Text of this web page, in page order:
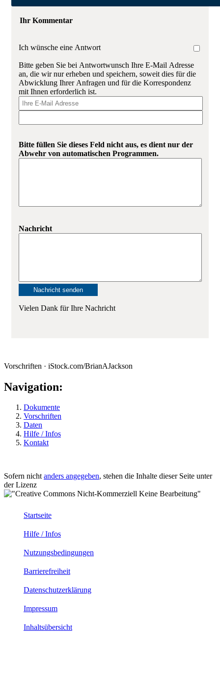
Ihr Kommentar
Ich wünsche eine Antwort
Bitte geben Sie bei Antwortwunsch Ihre E-Mail Adresse
an, die wir nur erheben und speichern, soweit dies für die
Abwicklung Ihrer Anfragen und für die Korrespondenz
mit Ihnen erforderlich ist.
Bitte füllen Sie dieses Feld nicht aus, es dient nur der
Abwehr von automatischen Programmen.
Nachricht
Vielen Dank für Ihre Nachricht
Vorschriften · iStock.com/BrianAJackson
Navigation:
Dokumente
Vorschriften
Daten
Hilfe / Infos
Kontakt
Sofern nichtanders angegeben, stehen die Inhalte dieser Seite unter
der Lizenz
Startseite
Hilfe / Infos
Nutzungsbedingungen
Barrierefreiheit
Datenschutzerklärung
Impressum
Inhaltsübersicht